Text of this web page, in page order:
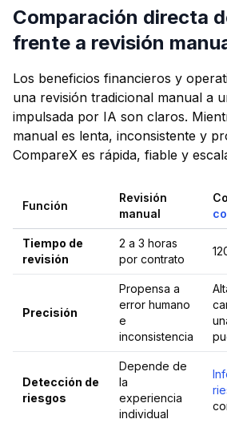
Comparación directa
frente a revisión
Los beneficios financieros y
una revisión tradicional manual a
impulsada por IA son claros.
manual es lenta, inconsistente y
CompareX es rápida, fiable y
Función
Revisión
manual
Tiempo de
revisión
2 a 3 horas
por contrato
Precisión
Propensa a
error humano
e
inconsistencia
Detección de
riesgos
Depende de
la
experiencia
individual